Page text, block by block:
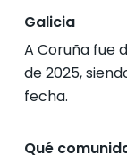
Galicia
A Coruña fue
de 2025,
fecha.
Qué